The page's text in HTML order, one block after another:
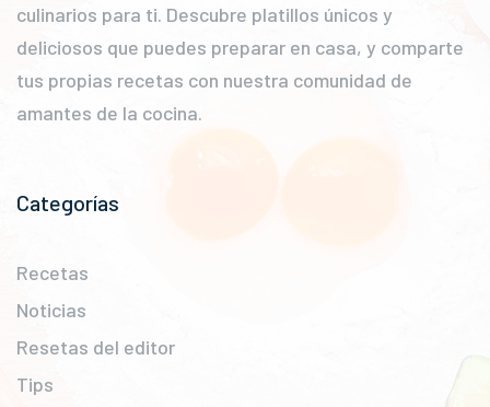
culinarios para ti. Descubre platillos únicos y
deliciosos que puedes preparar en casa, y comparte
tus propias recetas con nuestra comunidad de
amantes de la cocina.
Categorías
Recetas
Noticias
Resetas del editor
Tips